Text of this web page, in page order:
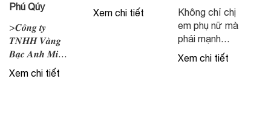
Phú Qúy
>𝑪𝒐̂𝒏𝒈 𝒕𝒚
𝑻𝑵𝑯𝑯 𝑽𝒂̀𝒏𝒈
𝑩𝒂̣𝒄 𝑨𝒏𝒉 𝑴𝒊𝒏𝒉
𝒄𝒉𝒊́𝒏𝒉 𝒕𝒉𝒖̛́𝒄 𝒍𝒂̀
đ𝒂̣𝒊 𝒍𝒚́ 𝒖𝒚̉ 𝒒𝒖𝒚𝒆̂̀𝒏
Xem chi tiết
mẫu mã mới
nhất
Xem chi tiết
Không chỉ chị
em phụ nữ mà
phái mạnh
cũng có thể
chọn lựa đeo
Xem chi tiết